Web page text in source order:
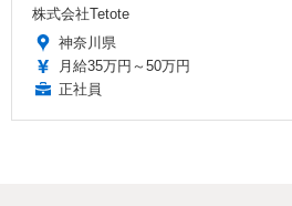
株式会社Tetote
神奈川県
月給35万円～50万円
正社員